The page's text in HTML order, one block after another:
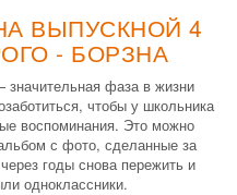
ВЫПУСКНОЙ 4
- БОРЗНА
фаза в жизни
чтобы у школьника
воспоминания. Это можно
с фото, сделанные за
годы снова пережить и
одноклассники.